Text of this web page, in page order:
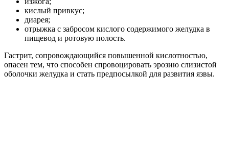
кислый привкус;
диарея;
отрыжка с забросом кислого содержимого желудка в
пищевод и ротовую полость.
Гастрит, сопровождающийся повышенной кислотностью,
опасен тем, что способен спровоцировать эрозию слизистой
оболочки желудка и стать предпосылкой для развития язвы.